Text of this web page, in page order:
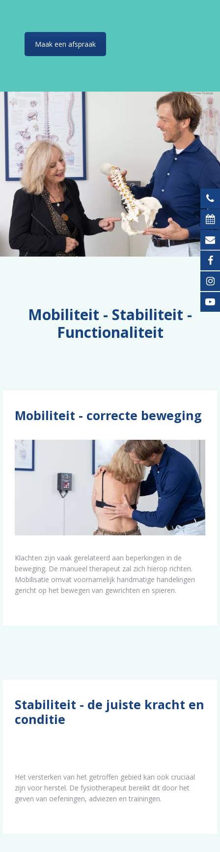
Maak een afspraak
Mobiliteit - Stabiliteit -
Functionaliteit
Mobiliteit - correcte beweging
Klachten zijn vaak gerelateerd aan beperkingen in de
beweging. De manueel therapeut zal zich hierop richten.
Mobilisatie omvat voornamelijk handmatige handelingen
gericht op het bewegen van gewrichten en spieren.
Stabiliteit - de juiste kracht en
conditie
Het versterken van het getroffen gebied kan ook cruciaal
zijn voor herstel. De fysiotherapeut bereikt dit door het
geven van oefeningen, adviezen en trainingen.